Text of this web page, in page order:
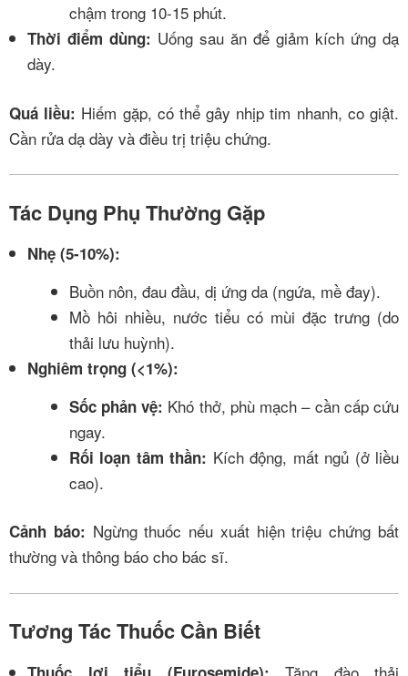
chậm trong 10-15 phút.
Thời điểm dùng: Uống sau ăn để giảm kích ứng dạ
dày.
Quá liều: Hiếm gặp, có thể gây nhịp tim nhanh, co giật.
Cần rửa dạ dày và điều trị triệu chứng.
Tác Dụng Phụ Thường Gặp
Nhẹ (5-10%):
Buồn nôn, đau đầu, dị ứng da (ngứa, mề đay).
Mồ hôi nhiều, nước tiểu có mùi đặc trưng (do
thải lưu huỳnh).
Nghiêm trọng (<1%):
Sốc phản vệ: Khó thở, phù mạch – cần cấp cứu
ngay.
Rối loạn tâm thần: Kích động, mất ngủ (ở liều
cao).
Cảnh báo: Ngừng thuốc nếu xuất hiện triệu chứng bất
thường và thông báo cho bác sĩ.
Tương Tác Thuốc Cần Biết